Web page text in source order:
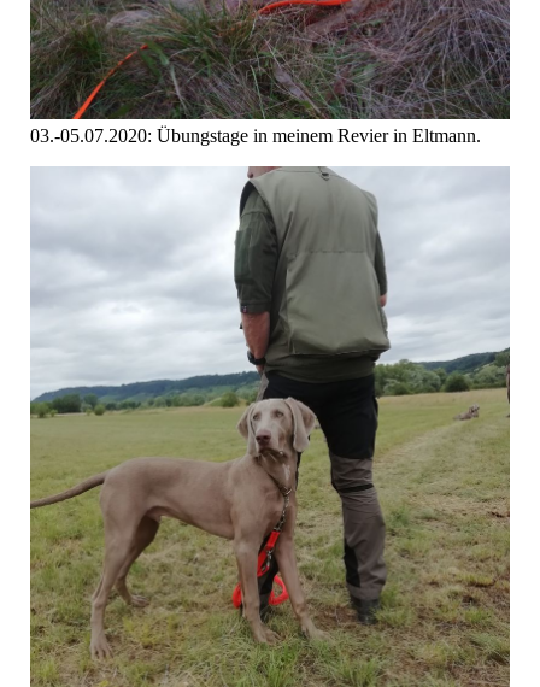
03.-05.07.2020: Übungstage in meinem Revier in Eltmann.